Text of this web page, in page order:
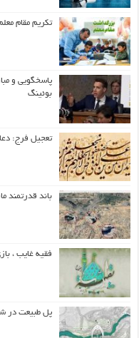
تکریم مقام
پاسخگویی و
بوئینگ
تعجیل فرج:
باند قدرتمند
فقیه غایب ،
پل طبیعت در